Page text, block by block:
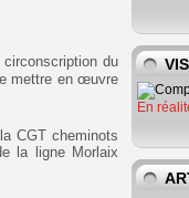
du
mettre en œuvre
CGT cheminots
la ligne Morlaix
En